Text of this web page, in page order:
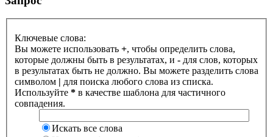
Ключевые слова:
Вы можете использовать +, чтобы определить слова,
которые должны быть в результатах, и - для слов, которых
в результатах быть не должно. Вы можете разделить слова
символом | для поиска любого слова из списка.
Используйте * в качестве шаблона для частичного
совпадения.
Искать все слова